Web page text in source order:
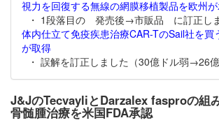
視力を回復する無線の網膜移植製品を欧州
・ 1段落目の 発売後→市販品 に訂正しま
体内仕立て免疫疾患治療CAR-TのSail社を買
が取得
・ 誤解を訂正しました（30億ドル弱→26億
J&JのTecvayliとDarzalex fasproの組
骨髄腫治療を米国FDA承認